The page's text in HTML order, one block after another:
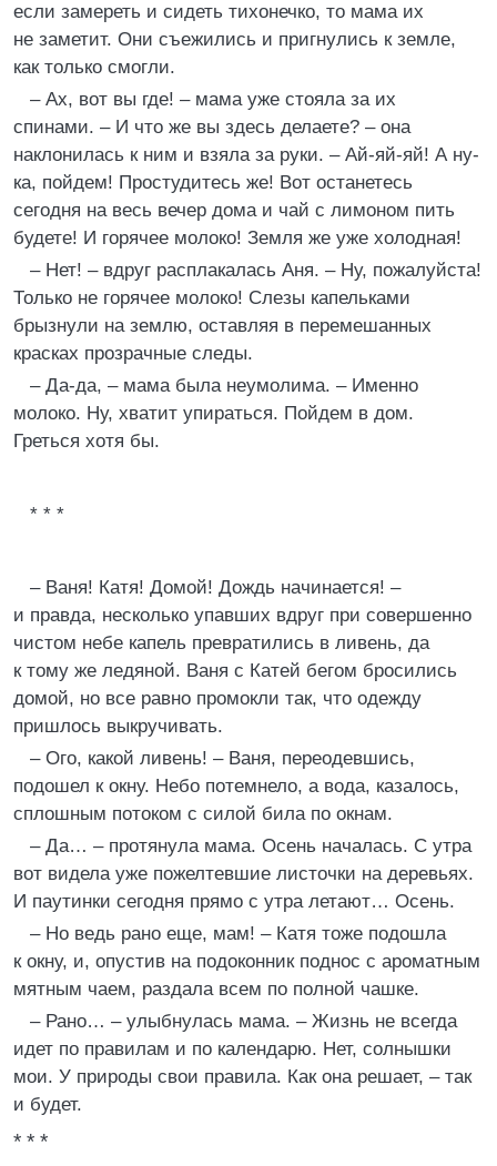
если замереть и сидеть тихонечко, то мама их
не заметит. Они съежились и пригнулись к земле,
как только смогли.
– Ах, вот вы где! – мама уже стояла за их
спинами. – И что же вы здесь делаете? – она
наклонилась к ним и взяла за руки. – Ай-яй-яй! А ну-
ка, пойдем! Простудитесь же! Вот останетесь
сегодня на весь вечер дома и чай с лимоном пить
будете! И горячее молоко! Земля же уже холодная!
– Нет! – вдруг расплакалась Аня. – Ну, пожалуйста!
Только не горячее молоко! Слезы капельками
брызнули на землю, оставляя в перемешанных
красках прозрачные следы.
– Да-да, – мама была неумолима. – Именно
молоко. Ну, хватит упираться. Пойдем в дом.
Греться хотя бы.
* * *
– Ваня! Катя! Домой! Дождь начинается! –
и правда, несколько упавших вдруг при совершенно
чистом небе капель превратились в ливень, да
к тому же ледяной. Ваня с Катей бегом бросились
домой, но все равно промокли так, что одежду
пришлось выкручивать.
– Ого, какой ливень! – Ваня, переодевшись,
подошел к окну. Небо потемнело, а вода, казалось,
сплошным потоком с силой била по окнам.
– Да… – протянула мама. Осень началась. С утра
вот видела уже пожелтевшие листочки на деревьях.
И паутинки сегодня прямо с утра летают… Осень.
– Но ведь рано еще, мам! – Катя тоже подошла
к окну, и, опустив на подоконник поднос с ароматным
мятным чаем, раздала всем по полной чашке.
– Рано… – улыбнулась мама. – Жизнь не всегда
идет по правилам и по календарю. Нет, солнышки
мои. У природы свои правила. Как она решает, – так
и будет.
* * *